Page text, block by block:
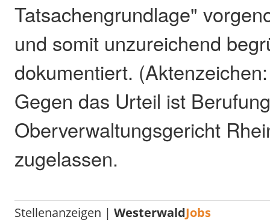
Tatsachengrundlage"
und somit unzureichend
dokumentiert.
Gegen das Urteil ist
Oberverwaltungsgericht
zugelassen.
Stellenanzeigen |WesterwaldJobs